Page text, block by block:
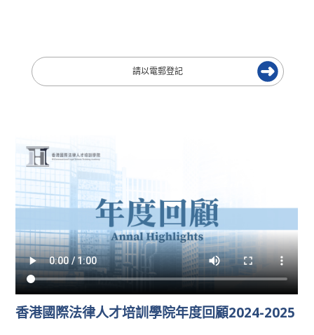
香港國際法律人才培訓學院年度回顧2024-2025